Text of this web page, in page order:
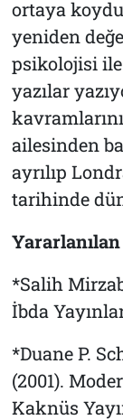
ortaya
yeniden
psikolojisi
yazılar
ailesinden
ayrılıp
tarihinde
*Salih
İbda
*Duane P.
(2001).
Kaknüs